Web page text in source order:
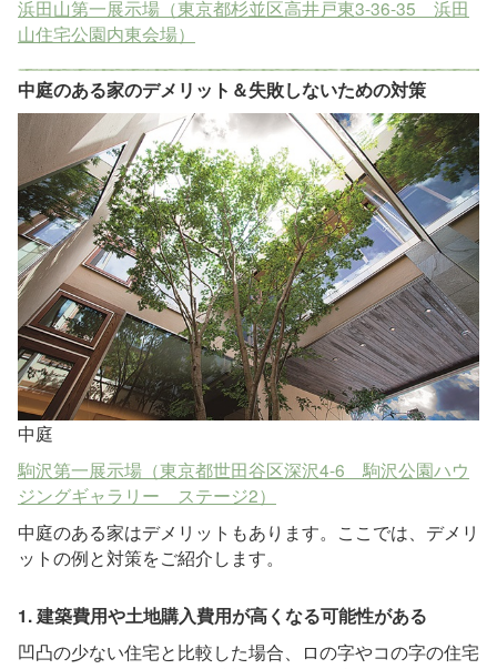
浜田山第一展示場（東京都杉並区高井戸東3-36-35 浜田
山住宅公園内東会場）
中庭のある家のデメリット＆失敗しないための対策
中庭
駒沢第一展示場（東京都世田谷区深沢4-6 駒沢公園ハウ
ジングギャラリー ステージ2）
中庭のある家はデメリットもあります。ここでは、デメリ
ットの例と対策をご紹介します。
1. 建築費用や土地購入費用が高くなる可能性がある
凹凸の少ない住宅と比較した場合、ロの字やコの字の住宅